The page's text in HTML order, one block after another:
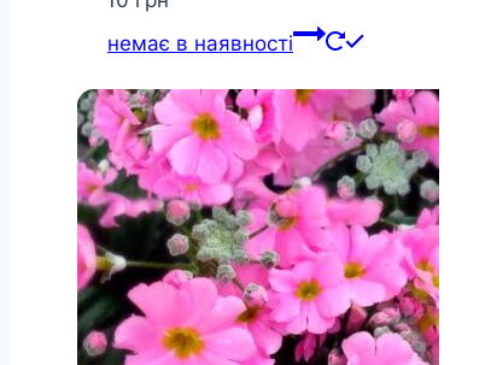
немає в наявності